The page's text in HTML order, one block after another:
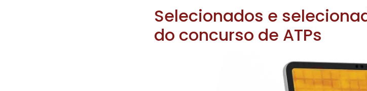
Selecionados e
do concurso de ATPs